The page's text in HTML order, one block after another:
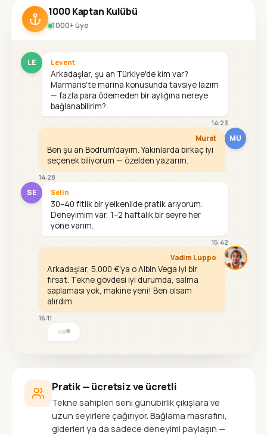
1000 Kaptan Kulübü
1000+ üye
LE Levent
Arkadaşlar, şu an Türkiye'de kim var?
Marmaris'te marina konusunda tavsiye lazım
— fazla para ödemeden bir aylığına nereye
bağlanabilirim?
14:23
MU
Murat
Ben şu an Bodrum'dayım. Yakınlarda birkaç iyi
seçenek biliyorum — özelden yazarım.
14:28
SE Selin
30–40 fitlik bir yelkenlide pratik arıyorum.
Deneyimim var, 1–2 haftalık bir seyre her
yöne varım.
15:42
Vadim Luppo
Arkadaşlar, 5.000 €'ya o Albin Vega iyi bir
fırsat. Tekne gövdesi iyi durumda, salma
saplaması yok, makine yeni! Ben olsam
alırdım.
16:11
Pratik — ücretsiz ve ücretli
Tekne sahipleri seni günübirlik çıkışlara ve
uzun seyirlere çağırıyor. Bağlama masrafını,
giderleri ya da sadece deneyimi paylaşın —